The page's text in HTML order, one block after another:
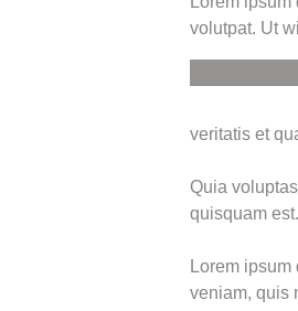
volutpat. Ut
veritatis et
Quia
quisquam est.
Lorem
veniam, quis